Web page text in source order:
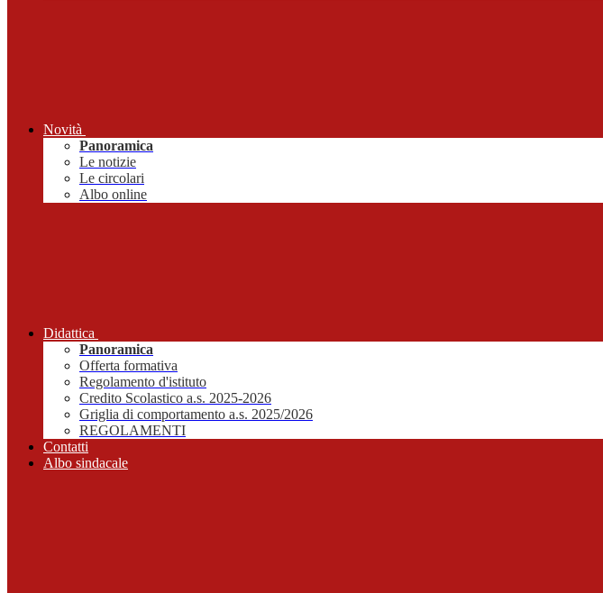
Novità
Panoramica
Le notizie
Le circolari
Albo online
Didattica
Panoramica
Offerta formativa
Regolamento d'istituto
Credito Scolastico a.s. 2025-2026
Griglia di comportamento a.s. 2025/2026
REGOLAMENTI
Contatti
Albo sindacale